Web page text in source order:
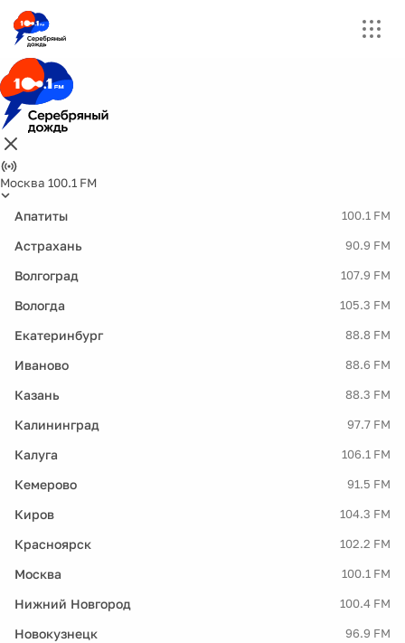
Москва 100.1 FM
Апатиты 100.1 FM
Астрахань 90.9 FM
Волгоград 107.9 FM
Вологда 105.3 FM
Екатеринбург 88.8 FM
Иваново 88.6 FM
Казань 88.3 FM
Калининград 97.7 FM
Калуга 106.1 FM
Кемерово 91.5 FM
Киров 104.3 FM
Красноярск 102.2 FM
Москва 100.1 FM
Нижний Новгород 100.4 FM
Новокузнецк 96.9 FM